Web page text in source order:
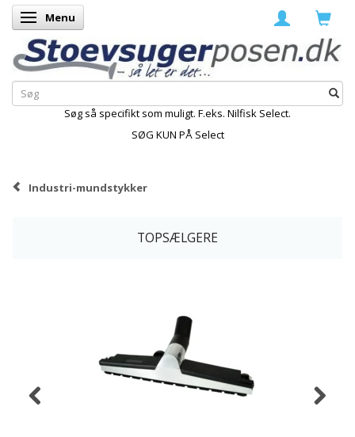
Skifte navigation
Menu
Søg så specifikt som muligt. F.eks. Nilfisk Select.
SØG KUN PÅ Select
Industri-mundstykker
TOPSÆLGERE